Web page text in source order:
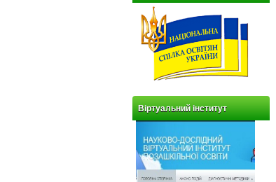
Віртуальний інститут